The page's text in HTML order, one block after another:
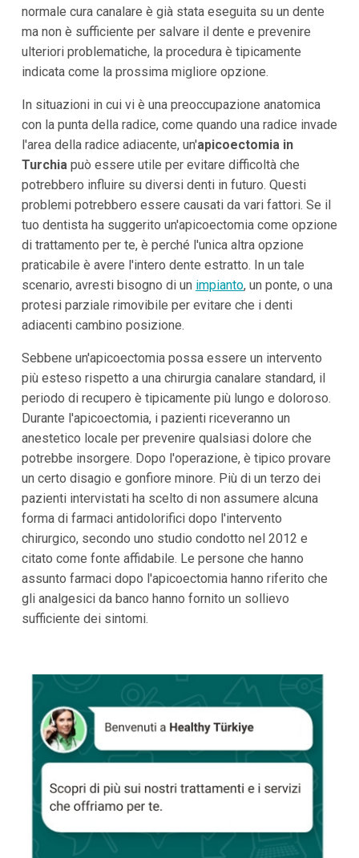
normale cura canalare è già stata eseguita su un dente
ma non è sufficiente per salvare il dente e prevenire
ulteriori problematiche, la procedura è tipicamente
indicata come la prossima migliore opzione.
In situazioni in cui vi è una preoccupazione anatomica
con la punta della radice, come quando una radice invade
l'area della radice adiacente, un'apicoectomia in
Turchia può essere utile per evitare difficoltà che
potrebbero influire su diversi denti in futuro. Questi
problemi potrebbero essere causati da vari fattori. Se il
tuo dentista ha suggerito un'apicoectomia come opzione
di trattamento per te, è perché l'unica altra opzione
praticabile è avere l'intero dente estratto. In un tale
scenario, avresti bisogno di un impianto, un ponte, o una
protesi parziale rimovibile per evitare che i denti
adiacenti cambino posizione.
Sebbene un'apicoectomia possa essere un intervento
più esteso rispetto a una chirurgia canalare standard, il
periodo di recupero è tipicamente più lungo e doloroso.
Durante l'apicoectomia, i pazienti riceveranno un
anestetico locale per prevenire qualsiasi dolore che
potrebbe insorgere. Dopo l'operazione, è tipico provare
un certo disagio e gonfiore minore. Più di un terzo dei
pazienti intervistati ha scelto di non assumere alcuna
forma di farmaci antidolorifici dopo l'intervento
chirurgico, secondo uno studio condotto nel 2012 e
citato come fonte affidabile. Le persone che hanno
assunto farmaci dopo l'apicoectomia hanno riferito che
gli analgesici da banco hanno fornito un sollievo
sufficiente dei sintomi.